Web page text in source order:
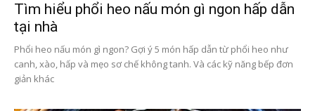
Tìm hiểu phổi heo nấu món gì ngon hấp dẫn
tại nhà
Phổi heo nấu món gì ngon? Gợi ý 5 món hấp dẫn từ phổi heo như
canh, xào, hấp và mẹo sơ chế không tanh. Và các kỹ năng bếp đơn
giản khác